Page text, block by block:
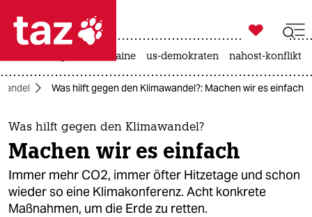
 taz zahl ich
taz zahl ich
themen
politik
öko

taz zahl ich
krieg in der ukraine us-demokraten nahost-konflikt
Was hilft gegen den Klimawandel?: Machen wir es einfach
Was hilft gegen den Klimawandel?
Machen wir es einfach
Immer mehr CO2, immer öfter Hitzetage und schon
wieder so eine Klima­konferenz. Acht konkrete
Maßnahmen, um die Erde zu retten.